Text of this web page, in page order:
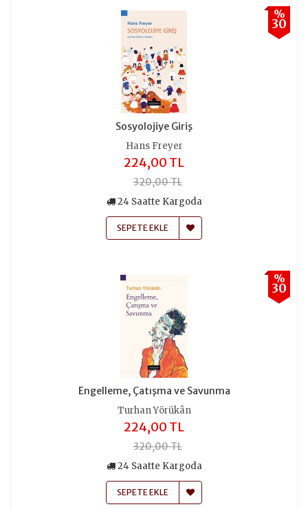
%
30
Sosyolojiye Giriş
Hans Freyer
224,00 TL
320,00 TL
24 Saatte Kargoda
SEPETE EKLE
%
30
Engelleme, Çatışma ve Savunma
Turhan Yörükân
224,00 TL
320,00 TL
24 Saatte Kargoda
SEPETE EKLE